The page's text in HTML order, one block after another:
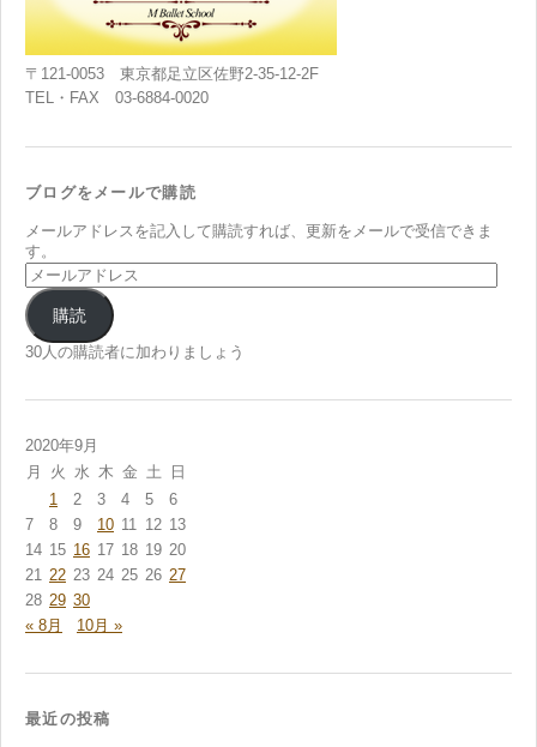
〒121-0053 東京都足立区佐野2-35-12-2F
TEL・FAX 03-6884-0020
ブログをメールで購読
メールアドレスを記入して購読すれば、更新をメールで受信できま
す。
メ
ー
ル
ア
ド
購読
30人の購読者に加わりましょう
2020年9月
月
火 水 木 金 土
日
1
2 3 4 5
6
7
8 9 10 11 12 13
14 15 16 17 18 19 20
21 22 23 24 25 26 27
28 29 30
« 8月
10月 »
最近の投稿